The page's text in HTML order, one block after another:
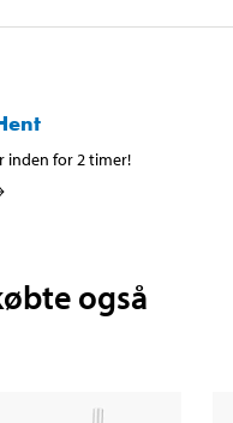
inden for 2 timer!
også